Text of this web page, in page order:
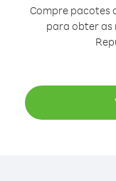
Compre pacotes
para obter as